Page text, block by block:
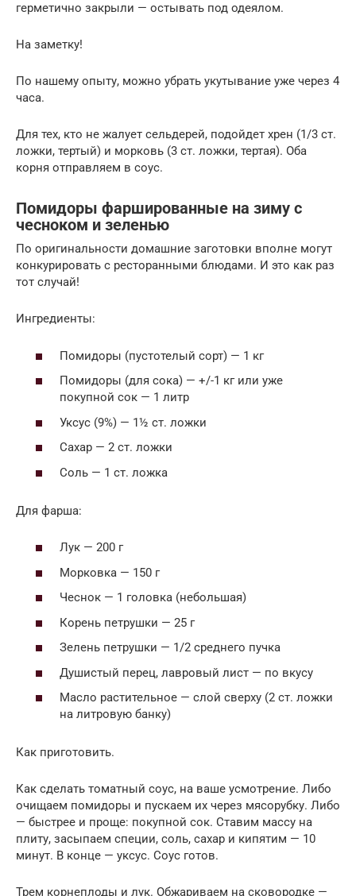
герметично закрыли — остывать под одеялом.
На заметку!
По нашему опыту, можно убрать укутывание уже через 4
часа.
Для тех, кто не жалует сельдерей, подойдет хрен (1/3 ст.
ложки, тертый) и морковь (3 ст. ложки, тертая). Оба
корня отправляем в соус.
Помидоры фаршированные на зиму с
чесноком и зеленью
По оригинальности домашние заготовки вполне могут
конкурировать с ресторанными блюдами. И это как раз
тот случай!
Ингредиенты:
Помидоры (пустотелый сорт) — 1 кг
Помидоры (для сока) — +/-1 кг или уже
покупной сок — 1 литр
Уксус (9%) — 1½ ст. ложки
Сахар — 2 ст. ложки
Соль — 1 ст. ложка
Для фарша:
Лук — 200 г
Морковка — 150 г
Чеснок — 1 головка (небольшая)
Корень петрушки — 25 г
Зелень петрушки — 1/2 среднего пучка
Душистый перец, лавровый лист — по вкусу
Масло растительное — слой сверху (2 ст. ложки
на литровую банку)
Как приготовить.
Как сделать томатный соус, на ваше усмотрение. Либо
очищаем помидоры и пускаем их через мясорубку. Либо
— быстрее и проще: покупной сок. Ставим массу на
плиту, засыпаем специи, соль, сахар и кипятим — 10
минут. В конце — уксус. Соус готов.
Трем корнеплоды и лук. Обжариваем на сковородке —